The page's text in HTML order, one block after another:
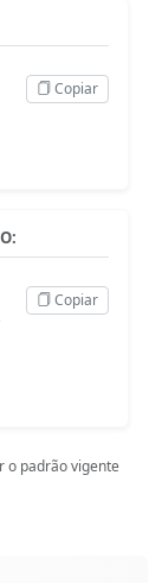
Copiar
Copiar
o padrão vigente